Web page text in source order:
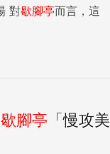
日本經營門檻高 用聯名快速打入當地市場 對歇腳亭而言，這
歇腳亭 「慢攻美